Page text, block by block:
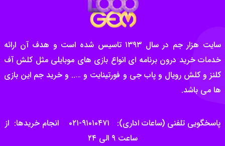
سایت هزار جم در سال ۱۳۹۳ تاسیس شده است و هدف آن ارائه
خدمات خرید درون برنامه ای انواع بازی های موبایلی مثل کلش آف
کلنز و کلش رویال و پاب جی و فورتینایت و ….. و خرید جم این بازی
ها می باشد.
پاسخگویی تلفنی (ساعات اداری): ۹۱۰۱۰۴۷۱-۰۲۱ انجام خریدها: از
ساعت ۹ الی ۲۴